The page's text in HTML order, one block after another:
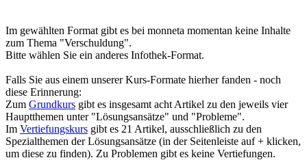
Im gewählten Format gibt es bei monneta momentan keine Inhalte
zum Thema "Verschuldung".
Bitte wählen Sie ein anderes Infothek-Format.
Falls Sie aus einem unserer Kurs-Formate hierher fanden - noch
diese Erinnerung:
Zum Grundkurs gibt es insgesamt acht Artikel zu den jeweils vier
Hauptthemen unter "Lösungsansätze" und "Probleme".
Im Vertiefungskurs gibt es 21 Artikel, ausschließlich zu den
Spezialthemen der Lösungsansätze (in der Seitenleiste auf + klicken,
um diese zu finden). Zu Problemen gibt es keine Vertiefungen.